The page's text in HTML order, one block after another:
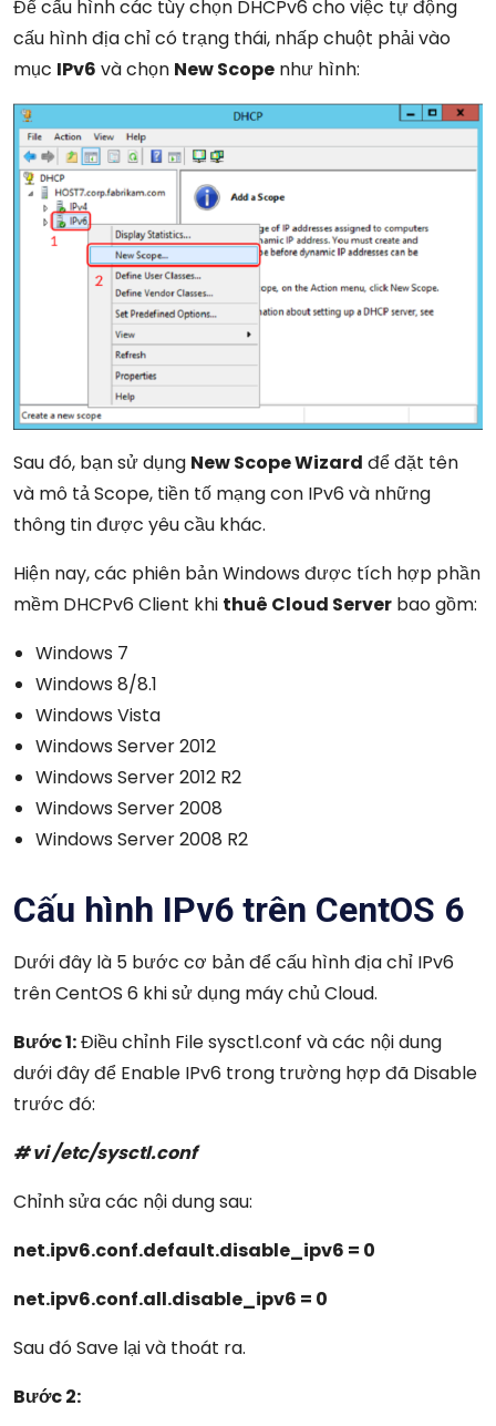
Để cấu hình các tùy chọn DHCPv6 cho việc tự động
cấu hình địa chỉ có trạng thái, nhấp chuột phải vào
mục IPv6 và chọn New Scope như hình:
Sau đó, bạn sử dụng New Scope Wizard để đặt tên
và mô tả Scope, tiền tố mạng con IPv6 và những
thông tin được yêu cầu khác.
Hiện nay, các phiên bản Windows được tích hợp phần
mềm DHCPv6 Client khi thuê Cloud Server bao gồm:
Windows 7
Windows 8/8.1
Windows Vista
Windows Server 2012
Windows Server 2012 R2
Windows Server 2008
Windows Server 2008 R2
Cấu hình IPv6 trên CentOS 6
Dưới đây là 5 bước cơ bản để cấu hình địa chỉ IPv6
trên CentOS 6 khi sử dụng máy chủ Cloud.
Bước 1:Điều chỉnh File sysctl.conf và các nội dung
dưới đây để Enable IPv6 trong trường hợp đã Disable
trước đó:
# vi /etc/sysctl.conf
Chỉnh sửa các nội dung sau:
net.ipv6.conf.default.disable_ipv6 = 0
net.ipv6.conf.all.disable_ipv6 = 0
Sau đó Save lại và thoát ra.
Bước 2: